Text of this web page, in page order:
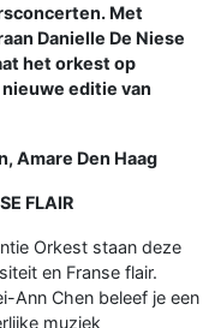
Met
Danielle De Niese
het orkest op
editie van
Amare Den Haag
FLAIR
Orkest staan deze
en Franse flair.
Ann Chen beleef je een
muziek